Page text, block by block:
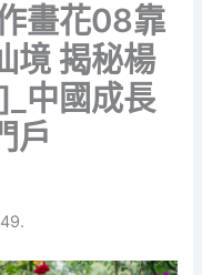
畫花08靠
境 揭秘楊
中國成長
戶